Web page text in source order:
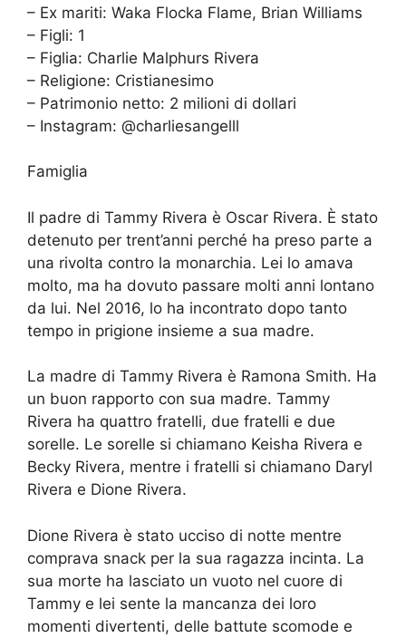
– Ex mariti: Waka Flocka Flame, Brian Williams
– Figli: 1
– Figlia: Charlie Malphurs Rivera
– Religione: Cristianesimo
– Patrimonio netto: 2 milioni di dollari
– Instagram: @charliesangelll
Famiglia
Il padre di Tammy Rivera è Oscar Rivera. È stato
detenuto per trent’anni perché ha preso parte a
una rivolta contro la monarchia. Lei lo amava
molto, ma ha dovuto passare molti anni lontano
da lui. Nel 2016, lo ha incontrato dopo tanto
tempo in prigione insieme a sua madre.
La madre di Tammy Rivera è Ramona Smith. Ha
un buon rapporto con sua madre. Tammy
Rivera ha quattro fratelli, due fratelli e due
sorelle. Le sorelle si chiamano Keisha Rivera e
Becky Rivera, mentre i fratelli si chiamano Daryl
Rivera e Dione Rivera.
Dione Rivera è stato ucciso di notte mentre
comprava snack per la sua ragazza incinta. La
sua morte ha lasciato un vuoto nel cuore di
Tammy e lei sente la mancanza dei loro
momenti divertenti, delle battute scomode e